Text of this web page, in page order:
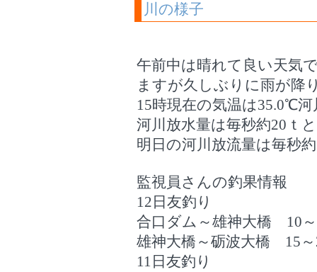
川の様子
午前中は晴れて良い天気
ますが久しぶりに雨が降
15時現在の気温は35.0℃
河川放水量は毎秒約20ｔ
明日の河川放流量は毎秒
監視員さんの釣果情報
12日友釣り
合口ダム～雄神大橋 10
雄神大橋～砺波大橋 15
11日友釣り